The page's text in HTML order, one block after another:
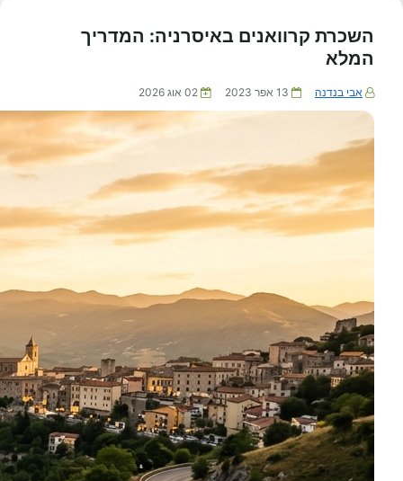
השכרת קרוואנים באיסרניה: המדריך
המלא
אבי בנדנה 13 אפר 2023 02 אוג 2026